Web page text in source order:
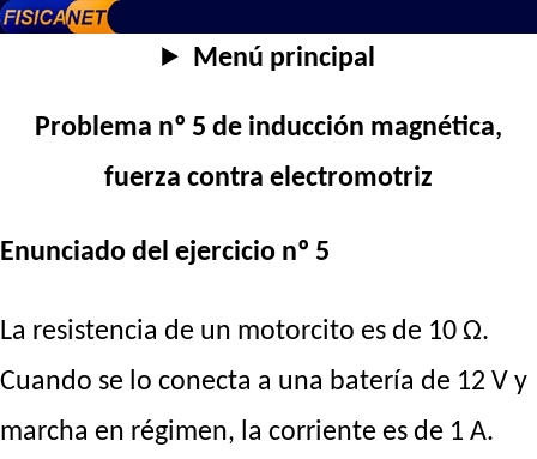
Menú principal
Problema nº 5 de inducción magnética,
fuerza contra electromotriz
Enunciado del ejercicio nº 5
La resistencia de un motorcito es de 10 Ω.
Cuando se lo conecta a una batería de 12 V y
marcha en régimen, la corriente es de 1 A.